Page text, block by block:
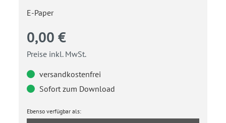
E-Paper
0,00 €
Preise inkl. MwSt.
versandkostenfrei
Sofort zum Download
Ebenso verfügbar als: